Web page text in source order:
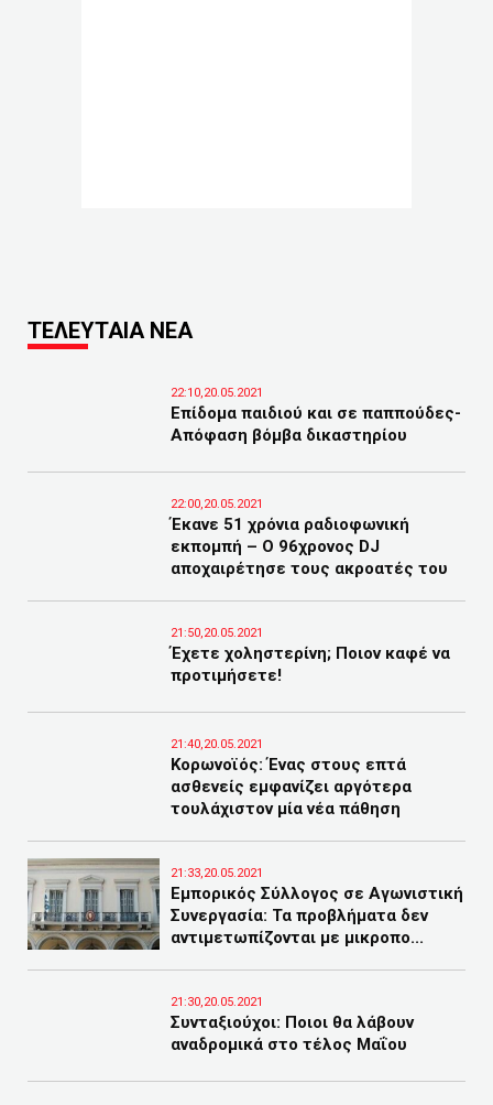
ΤΕΛΕΥΤΑΙΑ ΝΕΑ
22:10,20.05.2021
Επίδομα παιδιού και σε παππούδες-
Απόφαση βόμβα δικαστηρίου
22:00,20.05.2021
Έκανε 51 χρόνια ραδιοφωνική
εκπομπή – Ο 96χρονος DJ
αποχαιρέτησε τους ακροατές του
21:50,20.05.2021
Έχετε χοληστερίνη; Ποιον καφέ να
προτιμήσετε!
21:40,20.05.2021
Κορωνοϊός: Ένας στους επτά
ασθενείς εμφανίζει αργότερα
τουλάχιστον μία νέα πάθηση
21:33,20.05.2021
Εμπορικός Σύλλογος σε Αγωνιστική
Συνεργασία: Τα προβλήματα δεν
αντιμετωπίζονται με μικροπο...
21:30,20.05.2021
Συνταξιούχοι: Ποιοι θα λάβουν
αναδρομικά στο τέλος Μαΐου